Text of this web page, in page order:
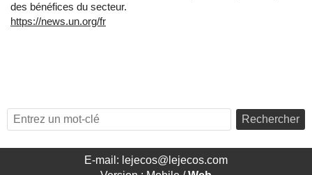
des bénéfices du secteur.
https://news.un.org/fr
Rechercher
E-mail: lejecos@lejecos.com